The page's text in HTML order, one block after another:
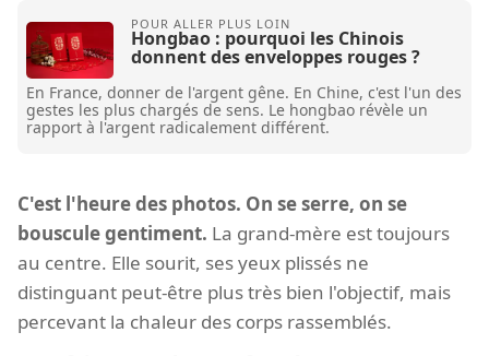
Hongbao : pourquoi les Chinois
donnent des enveloppes rouges ?
En France, donner de l'argent gêne. En Chine, c'est l'un des
gestes les plus chargés de sens. Le hongbao révèle un
rapport à l'argent radicalement différent.
C'est l'heure des photos. On se serre, on se
bouscule gentiment. La grand-mère est toujours
au centre. Elle sourit, ses yeux plissés ne
distinguant peut-être plus très bien l'objectif, mais
percevant la chaleur des corps rassemblés.